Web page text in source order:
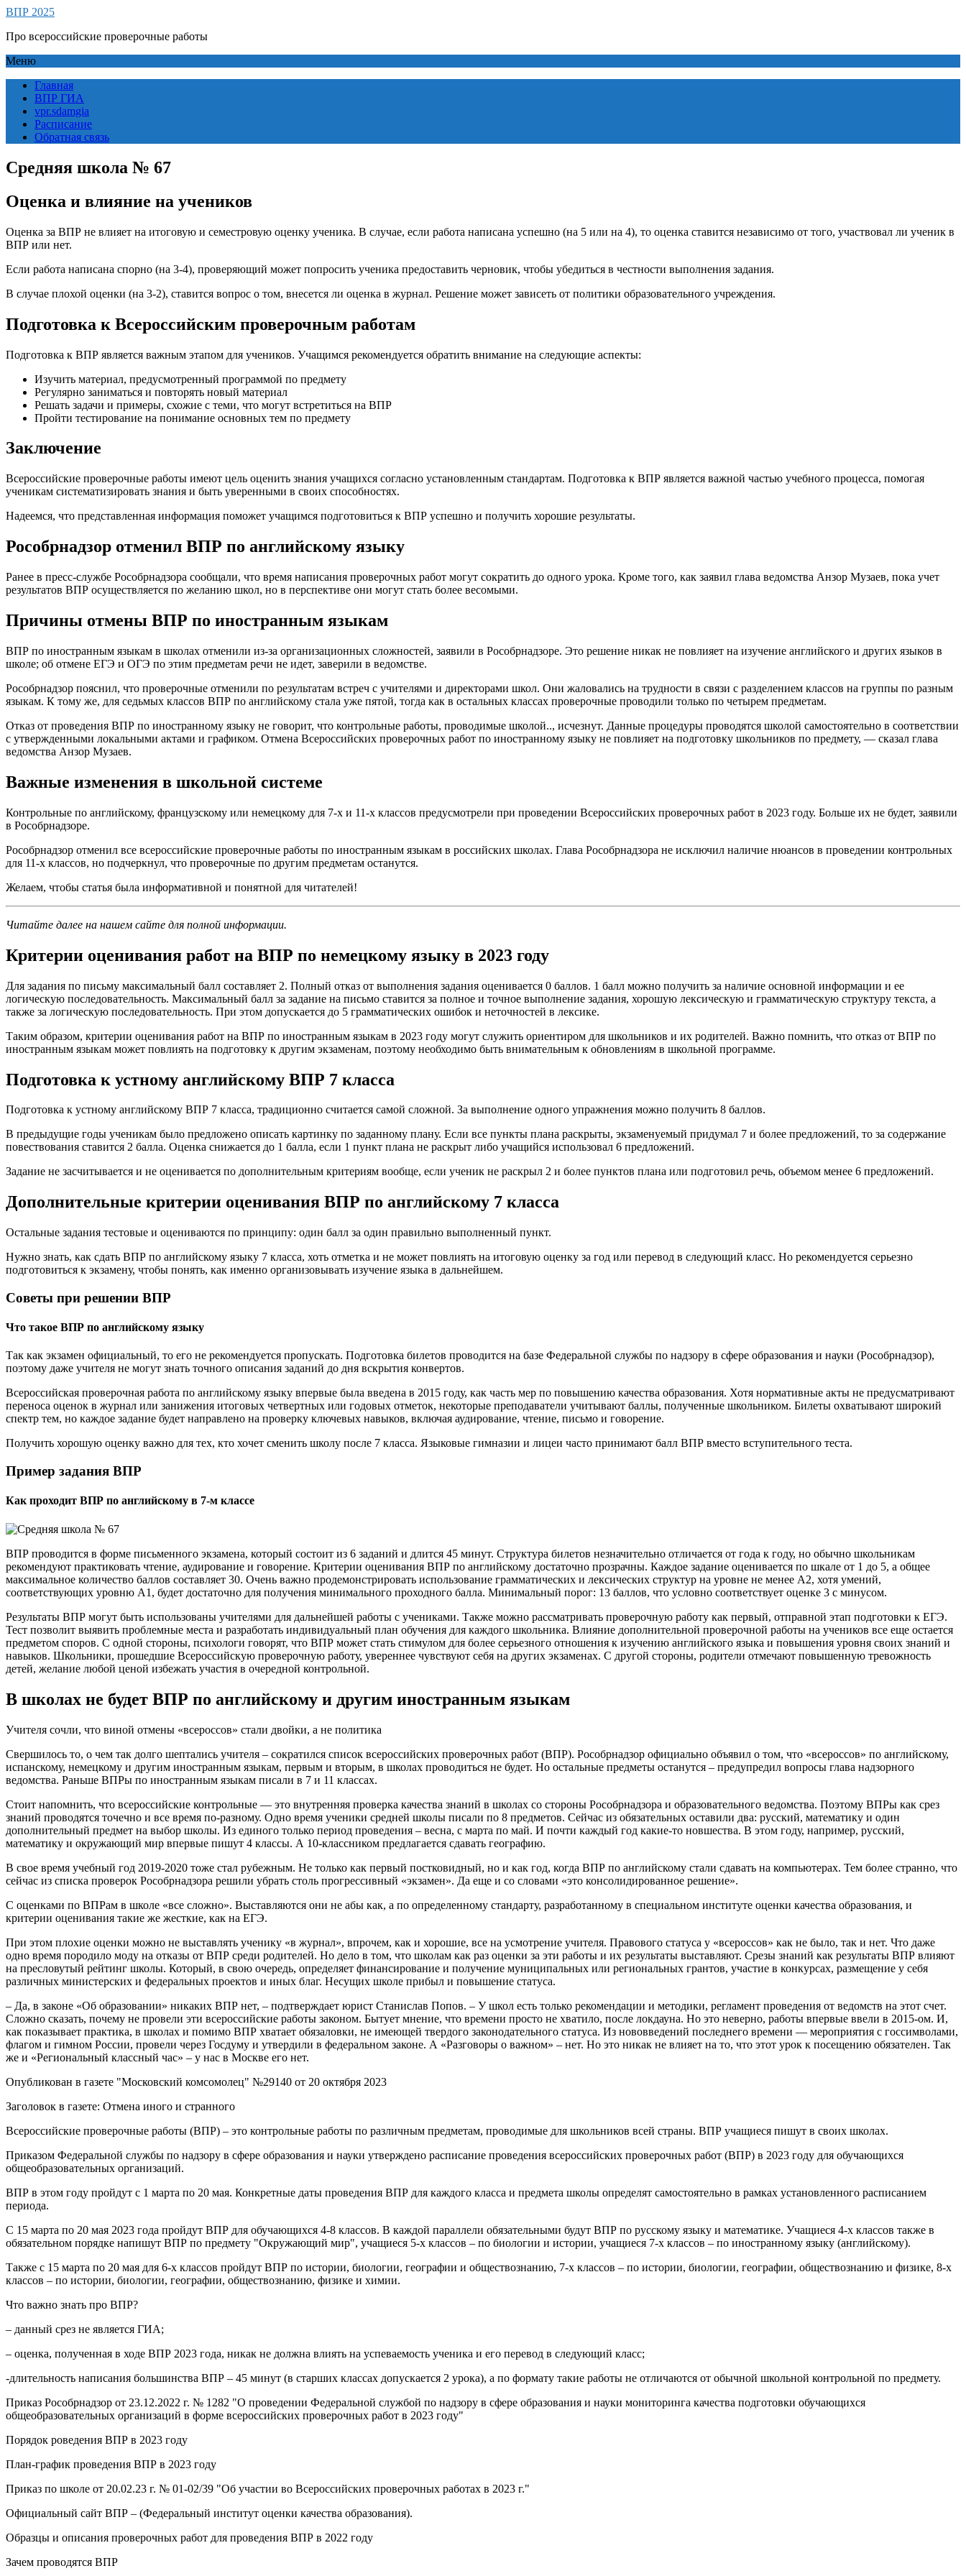
ВПР 2025
Про всероссийские проверочные работы
Меню
Главная
ВПР ГИА
vpr.sdamgia
Расписание
Обратная связь
Средняя школа № 67
Оценка и влияние на учеников
Оценка за ВПР не влияет на итоговую и семестровую оценку ученика. В случае, если работа написана успешно (на 5 или на 4), то оценка ставится независимо от того, участвовал ли ученик в
ВПР или нет.
Если работа написана спорно (на 3-4), проверяющий может попросить ученика предоставить черновик, чтобы убедиться в честности выполнения задания.
В случае плохой оценки (на 3-2), ставится вопрос о том, внесется ли оценка в журнал. Решение может зависеть от политики образовательного учреждения.
Подготовка к Всероссийским проверочным работам
Подготовка к ВПР является важным этапом для учеников. Учащимся рекомендуется обратить внимание на следующие аспекты:
Изучить материал, предусмотренный программой по предмету
Регулярно заниматься и повторять новый материал
Решать задачи и примеры, схожие с теми, что могут встретиться на ВПР
Пройти тестирование на понимание основных тем по предмету
Заключение
Всероссийские проверочные работы имеют цель оценить знания учащихся согласно установленным стандартам. Подготовка к ВПР является важной частью учебного процесса, помогая
ученикам систематизировать знания и быть уверенными в своих способностях.
Надеемся, что представленная информация поможет учащимся подготовиться к ВПР успешно и получить хорошие результаты.
Рособрнадзор отменил ВПР по английскому языку
Ранее в пресс-службе Рособрнадзора сообщали, что время написания проверочных работ могут сократить до одного урока. Кроме того, как заявил глава ведомства Анзор Музаев, пока учет
результатов ВПР осуществляется по желанию школ, но в перспективе они могут стать более весомыми.
Причины отмены ВПР по иностранным языкам
ВПР по иностранным языкам в школах отменили из-за организационных сложностей, заявили в Рособрнадзоре. Это решение никак не повлияет на изучение английского и других языков в
школе; об отмене ЕГЭ и ОГЭ по этим предметам речи не идет, заверили в ведомстве.
Рособрнадзор пояснил, что проверочные отменили по результатам встреч с учителями и директорами школ. Они жаловались на трудности в связи с разделением классов на группы по разным
языкам. К тому же, для седьмых классов ВПР по английскому стала уже пятой, тогда как в остальных классах проверочные проводили только по четырем предметам.
Отказ от проведения ВПР по иностранному языку не говорит, что контрольные работы, проводимые школой.., исчезнут. Данные процедуры проводятся школой самостоятельно в соответствии
с утвержденными локальными актами и графиком. Отмена Всероссийских проверочных работ по иностранному языку не повлияет на подготовку школьников по предмету, — сказал глава
ведомства Анзор Музаев.
Важные изменения в школьной системе
Контрольные по английскому, французскому или немецкому для 7-х и 11-х классов предусмотрели при проведении Всероссийских проверочных работ в 2023 году. Больше их не будет, заявили
в Рособрнадзоре.
Рособрнадзор отменил все всероссийские проверочные работы по иностранным языкам в российских школах. Глава Рособрнадзора не исключил наличие нюансов в проведении контрольных
для 11-х классов, но подчеркнул, что проверочные по другим предметам останутся.
Желаем, чтобы статья была информативной и понятной для читателей!
Читайте далее на нашем сайте для полной информации.
Критерии оценивания работ на ВПР по немецкому языку в 2023 году
Для задания по письму максимальный балл составляет 2. Полный отказ от выполнения задания оценивается 0 баллов. 1 балл можно получить за наличие основной информации и ее
логическую последовательность. Максимальный балл за задание на письмо ставится за полное и точное выполнение задания, хорошую лексическую и грамматическую структуру текста, а
также за логическую последовательность. При этом допускается до 5 грамматических ошибок и неточностей в лексике.
Таким образом, критерии оценивания работ на ВПР по иностранным языкам в 2023 году могут служить ориентиром для школьников и их родителей. Важно помнить, что отказ от ВПР по
иностранным языкам может повлиять на подготовку к другим экзаменам, поэтому необходимо быть внимательным к обновлениям в школьной программе.
Подготовка к устному английскому ВПР 7 класса
Подготовка к устному английскому ВПР 7 класса, традиционно считается самой сложной. За выполнение одного упражнения можно получить 8 баллов.
В предыдущие годы ученикам было предложено описать картинку по заданному плану. Если все пункты плана раскрыты, экзаменуемый придумал 7 и более предложений, то за содержание
повествования ставится 2 балла. Оценка снижается до 1 балла, если 1 пункт плана не раскрыт либо учащийся использовал 6 предложений.
Задание не засчитывается и не оценивается по дополнительным критериям вообще, если ученик не раскрыл 2 и более пунктов плана или подготовил речь, объемом менее 6 предложений.
Дополнительные критерии оценивания ВПР по английскому 7 класса
Остальные задания тестовые и оцениваются по принципу: один балл за один правильно выполненный пункт.
Нужно знать, как сдать ВПР по английскому языку 7 класса, хоть отметка и не может повлиять на итоговую оценку за год или перевод в следующий класс. Но рекомендуется серьезно
подготовиться к экзамену, чтобы понять, как именно организовывать изучение языка в дальнейшем.
Советы при решении ВПР
Что такое ВПР по английскому языку
Так как экзамен официальный, то его не рекомендуется пропускать. Подготовка билетов проводится на базе Федеральной службы по надзору в сфере образования и науки (Рособрнадзор),
поэтому даже учителя не могут знать точного описания заданий до дня вскрытия конвертов.
Всероссийская проверочная работа по английскому языку впервые была введена в 2015 году, как часть мер по повышению качества образования. Хотя нормативные акты не предусматривают
переноса оценок в журнал или занижения итоговых четвертных или годовых отметок, некоторые преподаватели учитывают баллы, полученные школьником. Билеты охватывают широкий
спектр тем, но каждое задание будет направлено на проверку ключевых навыков, включая аудирование, чтение, письмо и говорение.
Получить хорошую оценку важно для тех, кто хочет сменить школу после 7 класса. Языковые гимназии и лицеи часто принимают балл ВПР вместо вступительного теста.
Пример задания ВПР
Как проходит ВПР по английскому в 7-м классе
ВПР проводится в форме письменного экзамена, который состоит из 6 заданий и длится 45 минут. Структура билетов незначительно отличается от года к году, но обычно школьникам
рекомендуют практиковать чтение, аудирование и говорение. Критерии оценивания ВПР по английскому достаточно прозрачны. Каждое задание оценивается по шкале от 1 до 5, а общее
максимальное количество баллов составляет 30. Очень важно продемонстрировать использование грамматических и лексических структур на уровне не менее А2, хотя умений,
соответствующих уровню А1, будет достаточно для получения минимального проходного балла. Минимальный порог: 13 баллов, что условно соответствует оценке 3 с минусом.
Результаты ВПР могут быть использованы учителями для дальнейшей работы с учениками. Также можно рассматривать проверочную работу как первый, отправной этап подготовки к ЕГЭ.
Тест позволит выявить проблемные места и разработать индивидуальный план обучения для каждого школьника. Влияние дополнительной проверочной работы на учеников все еще остается
предметом споров. С одной стороны, психологи говорят, что ВПР может стать стимулом для более серьезного отношения к изучению английского языка и повышения уровня своих знаний и
навыков. Школьники, прошедшие Всероссийскую проверочную работу, увереннее чувствуют себя на других экзаменах. С другой стороны, родители отмечают повышенную тревожность
детей, желание любой ценой избежать участия в очередной контрольной.
В школах не будет ВПР по английскому и другим иностранным языкам
Учителя сочли, что виной отмены «всероссов» стали двойки, а не политика
Свершилось то, о чем так долго шептались учителя – сократился список всероссийских проверочных работ (ВПР). Рособрнадзор официально объявил о том, что «всероссов» по английскому,
испанскому, немецкому и другим иностранным языкам, первым и вторым, в школах проводиться не будет. Но остальные предметы останутся – предупредил вопросы глава надзорного
ведомства. Раньше ВПРы по иностранным языкам писали в 7 и 11 классах.
Стоит напомнить, что всероссийские контрольные — это внутренняя проверка качества знаний в школах со стороны Рособрнадзора и образовательного ведомства. Поэтому ВПРы как срез
знаний проводятся точечно и все время по-разному. Одно время ученики средней школы писали по 8 предметов. Сейчас из обязательных оставили два: русский, математику и один
дополнительный предмет на выбор школы. Из единого только период проведения – весна, с марта по май. И почти каждый год какие-то новшества. В этом году, например, русский,
математику и окружающий мир впервые пишут 4 классы. А 10-классником предлагается сдавать географию.
В свое время учебный год 2019-2020 тоже стал рубежным. Не только как первый постковидный, но и как год, когда ВПР по английскому стали сдавать на компьютерах. Тем более странно, что
сейчас из списка проверок Рособрнадзора решили убрать столь прогрессивный «экзамен». Да еще и со словами «это консолидированное решение».
С оценками по ВПРам в школе «все сложно». Выставляются они не абы как, а по определенному стандарту, разработанному в специальном институте оценки качества образования, и
критерии оценивания такие же жесткие, как на ЕГЭ.
При этом плохие оценки можно не выставлять ученику «в журнал», впрочем, как и хорошие, все на усмотрение учителя. Правового статуса у «всероссов» как не было, так и нет. Что даже
одно время породило моду на отказы от ВПР среди родителей. Но дело в том, что школам как раз оценки за эти работы и их результаты выставляют. Срезы знаний как результаты ВПР влияют
на пресловутый рейтинг школы. Который, в свою очередь, определяет финансирование и получение муниципальных или региональных грантов, участие в конкурсах, размещение у себя
различных министерских и федеральных проектов и иных благ. Несущих школе прибыл и повышение статуса.
– Да, в законе «Об образовании» никаких ВПР нет, – подтверждает юрист Станислав Попов. – У школ есть только рекомендации и методики, регламент проведения от ведомств на этот счет.
Сложно сказать, почему не провели эти всероссийские работы законом. Бытует мнение, что времени просто не хватило, после локдауна. Но это неверно, работы впервые ввели в 2015-ом. И,
как показывает практика, в школах и помимо ВПР хватает обязаловки, не имеющей твердого законодательного статуса. Из нововведений последнего времени — мероприятия с госсимволами,
флагом и гимном России, провели через Госдуму и утвердили в федеральном законе. А «Разговоры о важном» – нет. Но это никак не влияет на то, что этот урок к посещению обязателен. Так
же и «Региональный классный час» – у нас в Москве его нет.
Опубликован в газете "Московский комсомолец" №29140 от 20 октября 2023
Заголовок в газете: Отмена иного и странного
Всероссийские проверочные работы (ВПР) – это контрольные работы по различным предметам, проводимые для школьников всей страны. ВПР учащиеся пишут в своих школах.
Приказом Федеральной службы по надзору в сфере образования и науки утверждено расписание проведения всероссийских проверочных работ (ВПР) в 2023 году для обучающихся
общеобразовательных организаций.
ВПР в этом году пройдут с 1 марта по 20 мая. Конкретные даты проведения ВПР для каждого класса и предмета школы определят самостоятельно в рамках установленного расписанием
периода.
С 15 марта по 20 мая 2023 года пройдут ВПР для обучающихся 4-8 классов. В каждой параллели обязательными будут ВПР по русскому языку и математике. Учащиеся 4-х классов также в
обязательном порядке напишут ВПР по предмету "Окружающий мир", учащиеся 5-х классов – по биологии и истории, учащиеся 7-х классов – по иностранному языку (английскому).
Также с 15 марта по 20 мая для 6-х классов пройдут ВПР по истории, биологии, географии и обществознанию, 7-х классов – по истории, биологии, географии, обществознанию и физике, 8-х
классов – по истории, биологии, географии, обществознанию, физике и химии.
Что важно знать про ВПР?
– данный срез не является ГИА;
– оценка, полученная в ходе ВПР 2023 года, никак не должна влиять на успеваемость ученика и его перевод в следующий класс;
-длительность написания большинства ВПР – 45 минут (в старших классах допускается 2 урока), а по формату такие работы не отличаются от обычной школьной контрольной по предмету.
Приказ Рособрнадзор от 23.12.2022 г. № 1282 "О проведении Федеральной службой по надзору в сфере образования и науки мониторинга качества подготовки обучающихся
общеобразовательных организаций в форме всероссийских проверочных работ в 2023 году"
Порядок роведения ВПР в 2023 году
План-график проведения ВПР в 2023 году
Приказ по школе от 20.02.23 г. № 01-02/39 "Об участии во Всероссийских проверочных работах в 2023 г."
Официальный сайт ВПР – (Федеральный институт оценки качества образования).
Образцы и описания проверочных работ для проведения ВПР в 2022 году
Зачем проводятся ВПР